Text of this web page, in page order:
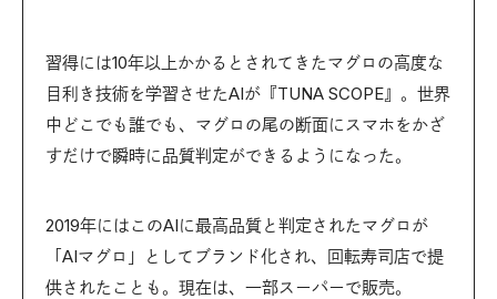
習得には10年以上かかるとされてきたマグロの高度な
目利き技術を学習させたAIが『TUNA SCOPE』。世界
中どこでも誰でも、マグロの尾の断面にスマホをかざ
すだけで瞬時に品質判定ができるようになった。
2019年にはこのAIに最高品質と判定されたマグロが
「AIマグロ」としてブランド化され、回転寿司店で提
供されたことも。現在は、一部スーパーで販売。